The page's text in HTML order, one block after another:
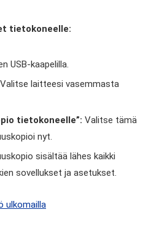
tietokoneelle:
USB-kaapelilla.
Valitse laitteesi vasemmasta
tietokoneelle”: Valitse tämä
nyt.
sisältää lähes kaikki
sovellukset ja asetukset.
ulkomailla